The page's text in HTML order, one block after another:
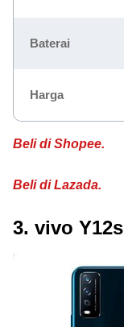
Baterai
Harga
Beli di Shopee.
Beli di Lazada.
3. vivo Y12s